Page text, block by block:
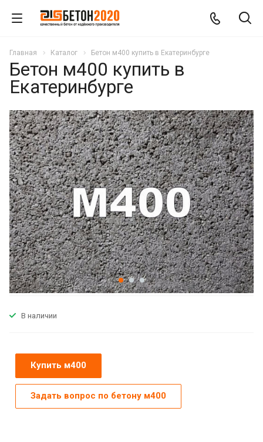
Главная Каталог Бетон м400 купить в Екатеринбурге
Бетон м400 купить в
Екатеринбурге
В наличии
Купить м400
Задать вопрос по бетону м400